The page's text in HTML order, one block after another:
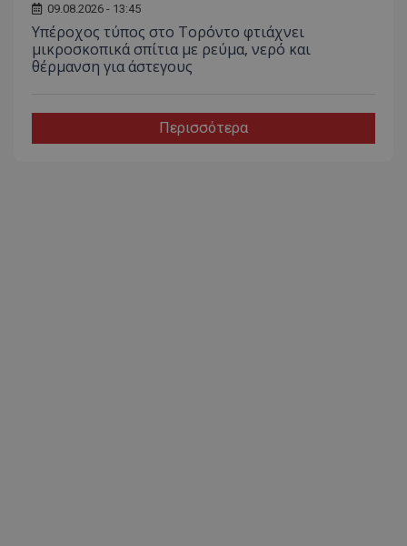
09.08.2026 - 13:45
Υπέροχος τύπος στο Τορόντο φτιάχνει
μικροσκοπικά σπίτια με ρεύμα, νερό και
θέρμανση για άστεγους
Περισσότερα